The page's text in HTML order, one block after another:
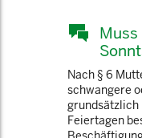
Muss
Nach § 6
schwangere
grundsätzlich
Feiertagen